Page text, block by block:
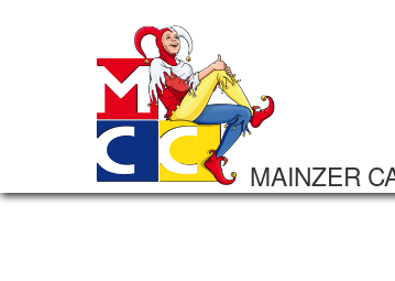
MAINZER